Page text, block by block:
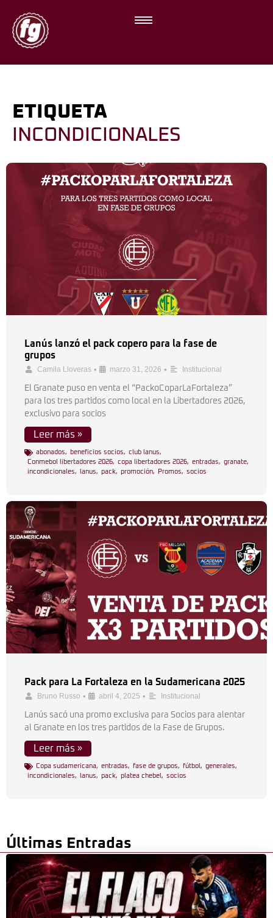
ETIQUETA
INCONDICIONALES
Lanús lanzó el pack copero para la fase de
grupos
Camila Lloveras • marzo 31, 2026 • Institucional
El Granate puso en venta el “PackoCoparLaFortaleza”
para los tres partidos como local en la Libertadores 2026,
exclusivo para socios
Leer más »
abonados, beneficios socios, club lanus,
Conmebol libertadores 2026, copa libertadores 2026, entradas, granate,
incondicionales, lanus, pack, promoción, Promos, socios
Pack para La Fortaleza en la Sudamericana 2025
Bruno Russo • abril 4, 2025 • Institucional
Lanús sacó una promo exclusiva para Socios para alentar
al Granate en los tres partidos de la Fase de Grupos.
Leer más »
Copa sudamericana, entradas, fase de grupos, fútbol , generales,
incondicionales, lanus, pack, platea chebel , socios
Últimas Entradas